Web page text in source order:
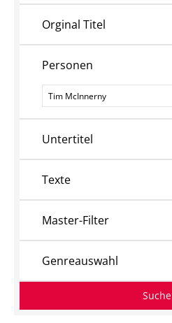
Orginal Titel
Personen
Personen
Untertitel
Texte
Master-Filter
Genreauswahl
Suche